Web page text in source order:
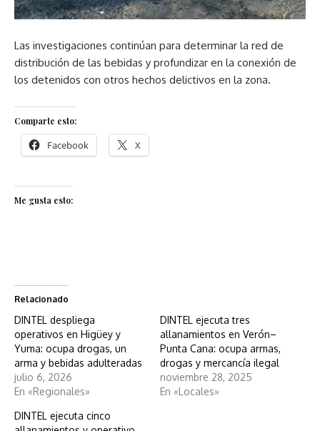
Las investigaciones continúan para determinar la red de
distribución de las bebidas y profundizar en la conexión de
los detenidos con otros hechos delictivos en la zona.
Comparte esto:
Facebook X
Me gusta esto:
Relacionado
DINTEL despliega
operativos en Higüey y
Yuma: ocupa drogas, un
arma y bebidas adulteradas
julio 6, 2026
En «Regionales»
DINTEL ejecuta tres
allanamientos en Verón–
Punta Cana: ocupa armas,
drogas y mercancía ilegal
noviembre 28, 2025
En «Locales»
DINTEL ejecuta cinco